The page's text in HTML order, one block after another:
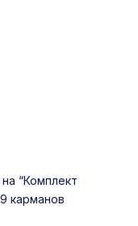
“Комплект
карманов